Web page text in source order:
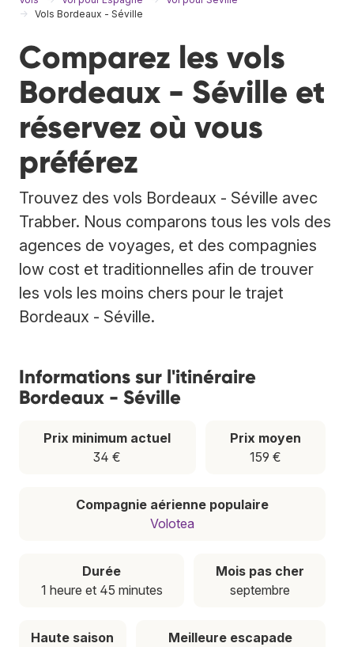
Vols Bordeaux - Séville
Comparez les vols
Bordeaux - Séville et
réservez où vous
préférez
Trouvez des vols Bordeaux - Séville avec
Trabber. Nous comparons tous les vols des
agences de voyages, et des compagnies
low cost et traditionnelles afin de trouver
les vols les moins chers pour le trajet
Bordeaux - Séville.
Informations sur l'itinéraire
Bordeaux - Séville
Prix minimum actuel
34 €
Prix moyen
159 €
Compagnie aérienne populaire
Volotea
Durée
1 heure et 45 minutes
Mois pas cher
septembre
Haute saison
Meilleure escapade